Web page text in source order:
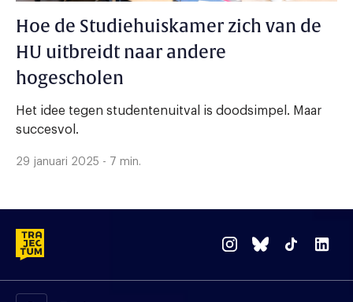
Hoe de Studiehuiskamer zich van de
HU uitbreidt naar andere
hogescholen
Het idee tegen studentenuitval is doodsimpel. Maar
succesvol.
29 januari 2025 - 7 min.